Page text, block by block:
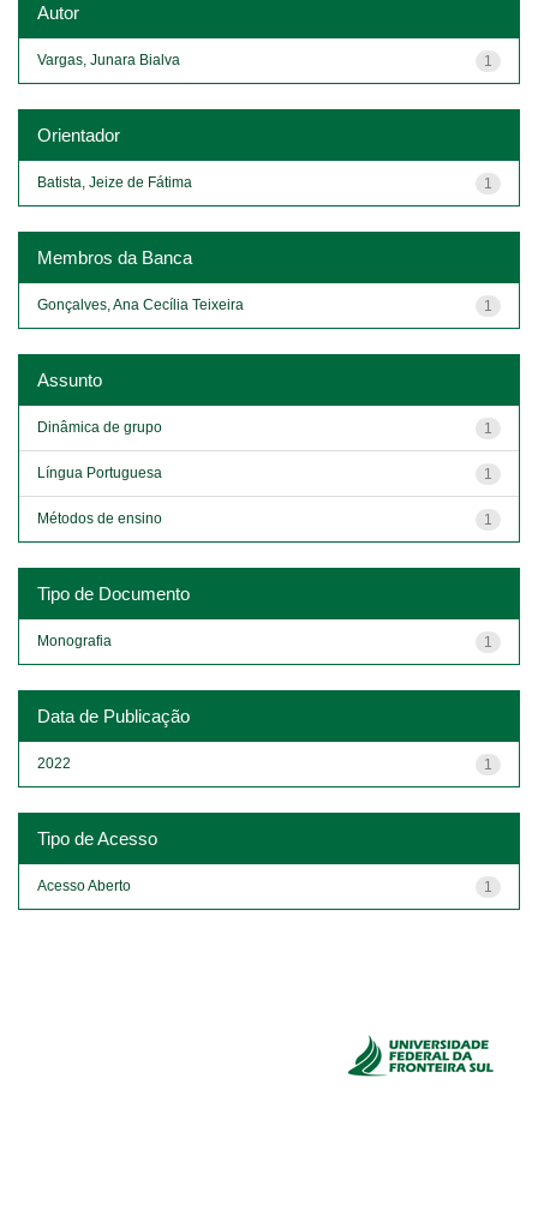
Autor
1
Vargas, Junara Bialva
Orientador
1
Batista, Jeize de Fátima
Membros da Banca
1
Gonçalves, Ana Cecília Teixeira
Assunto
1
Dinâmica de grupo
1
Língua Portuguesa
1
Métodos de ensino
Tipo de Documento
1
Monografia
Data de Publicação
1
2022
Tipo de Acesso
1
Acesso Aberto